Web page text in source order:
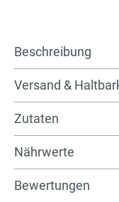
Beschreibung
Versand &
Zutaten
Nährwerte
Bewertungen